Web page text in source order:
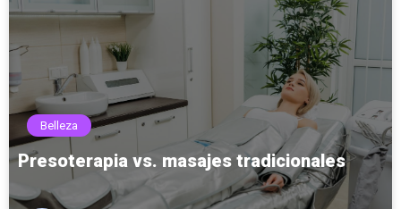
Belleza
Presoterapia vs. masajes tradicionales